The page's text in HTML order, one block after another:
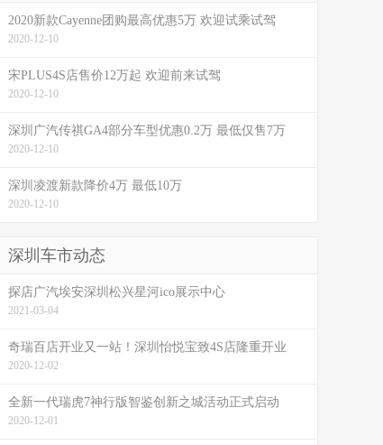
2020新款Cayenne团购最高优惠5万 欢迎试乘试驾
2020-12-10
宋PLUS4S店售价12万起 欢迎前来试驾
2020-12-10
深圳广汽传祺GA4部分车型优惠0.2万 最低仅售7万
2020-12-10
深圳凌渡新款降价4万 最低10万
2020-12-10
深圳车市动态
探店广汽埃安深圳松兴星河ico展示中心
2021-03-04
奇瑞百店开业又一站！深圳怡悦宝致4S店隆重开业
2020-12-02
全新一代瑞虎7神行版智鉴创新之城活动正式启动
2020-12-01